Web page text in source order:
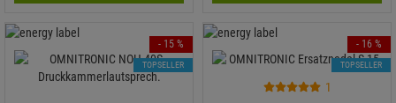
- 15 %
TOPSELLER
1
- 16 %
TOPSELLER